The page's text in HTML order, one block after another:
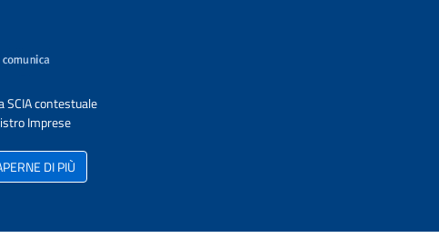
SCIA contestuale
Imprese
DI PIÙ